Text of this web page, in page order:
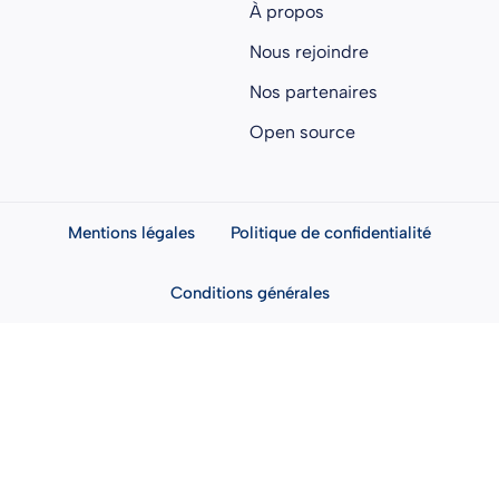
À propos
Nous rejoindre
Nos partenaires
Open source
Mentions légales Politique de confidentialité
Conditions générales